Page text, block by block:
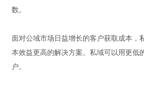
数。
面对公域市场日益增长的客户获取成本，
本效益更高的解决方案。私域可以用更低
户。